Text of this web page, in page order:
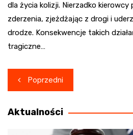
dla życia kolizji. Nierzadko kierowcy
zderzenia, zjeżdżając z drogi i
drodze. Konsekwencje takich
tragiczne…
Nawigacja
wpisu
Poprzedni
Aktualności